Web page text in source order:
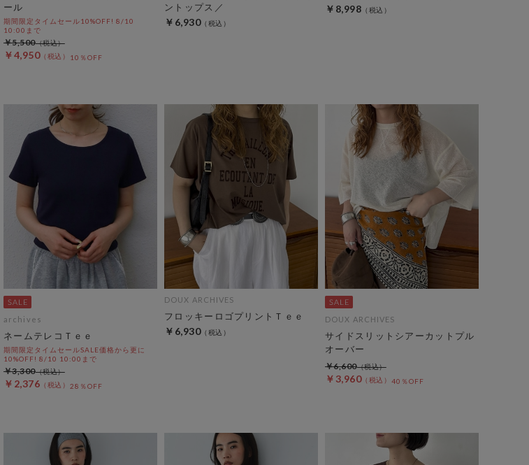
ール
期間限定タイムセール10%OFF! 8/10
10:00まで
￥4,950 10％OFF
￥5,500
ントップス／
￥6,930
￥8,998
archives
ネームテレコＴｅｅ
期間限定タイムセールSALE価格から更に
10%OFF! 8/10 10:00まで
￥2,376 28％OFF
￥3,300
DOUX ARCHIVES
フロッキーロゴプリントＴｅｅ
￥6,930
DOUX ARCHIVES
サイドスリットシアーカットプル
オーバー
￥3,960 40％OFF
￥6,600